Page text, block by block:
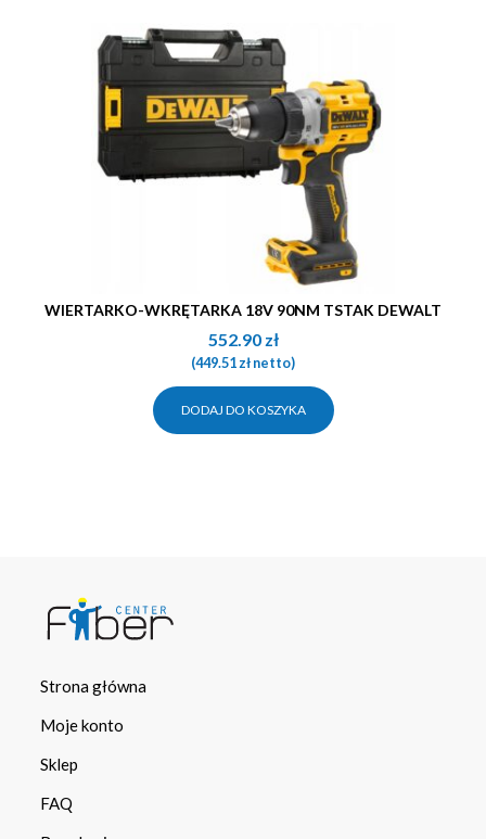
WIERTARKO-WKRĘTARKA 18V 90NM TSTAK DEWALT
552.90 zł
(449.51złnetto)
DODAJ DO KOSZYKA
Strona główna
Moje konto
Sklep
FAQ